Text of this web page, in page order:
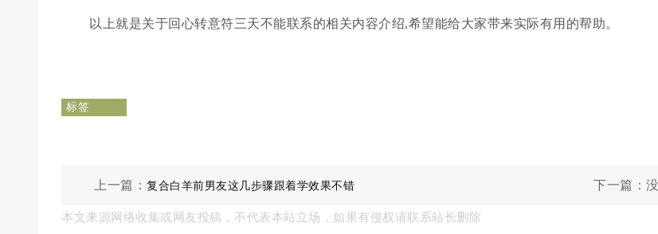
以上就是关于回心转意符三天不能联系的相关内容介绍,希望能给大家带来实际有用的帮助。
标签
上一篇：复合白羊前男友这几步骤跟着学效果不错 下一篇：
本文来源网络收集或网友投稿，不代表本站立场，如果有侵权请联系站长删除